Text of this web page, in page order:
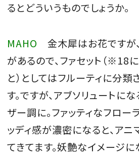
るとどういうものでしょうか。
MAHO 金木犀はお花ですが
があるので、ファセット（※18
と）としてはフルーティに分類
す。ですが、アブソリュートに
ザー調に。ファッティなフロー
ッディ感が濃密になると、ア
てきてます。妖艶なイメージに